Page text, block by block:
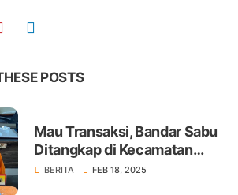
POSTS
Mau Transaksi, Bandar Sabu
Ditangkap di Kecamatan
Tempuling
BERITA FEB 18, 2025